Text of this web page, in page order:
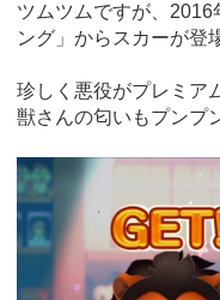
ツムツムですが、
ング」からスカーが登
珍しく悪役がプレミア
獣さんの匂いもプンプ